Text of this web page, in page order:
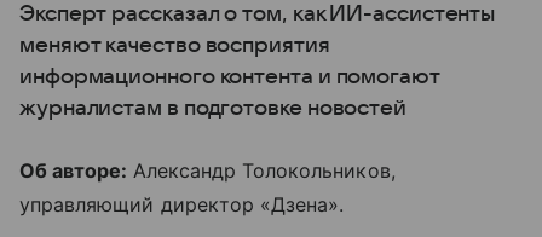
Эксперт рассказал о том, как ИИ-ассистенты
меняют качество восприятия
информационного контента и помогают
журналистам в подготовке новостей
Об авторе: Александр Толокольников,
управляющий директор «Дзена».